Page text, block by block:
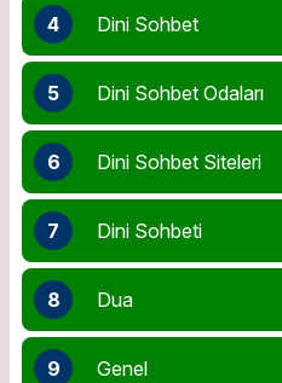
4 Dini Sohbet
5 Dini Sohbet Odaları
6 Dini Sohbet Siteleri
7 Dini Sohbeti
8 Dua
9 Genel